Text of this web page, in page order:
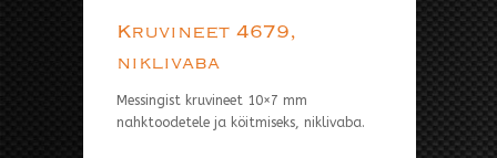
Kruvineet 4679,
niklivaba
Messingist kruvineet 10×7 mm
nahktoodetele ja köitmiseks, niklivaba.